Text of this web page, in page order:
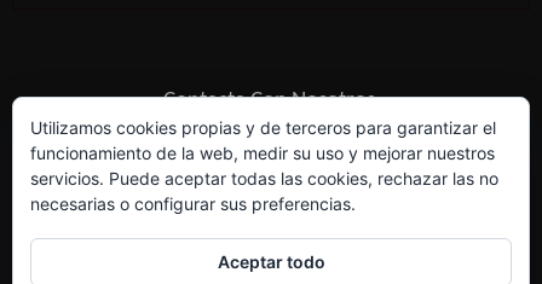
Kenny G. / Toni Braxton - How Could An Angel
Break My Heart
Donna Lewis - I Love You Always Forever
Billie Myers - Kiss The Rain
Contacta Con Nosotros
Utilizamos cookies propias y de terceros para garantizar el
funcionamiento de la web, medir su uso y mejorar nuestros
servicios. Puede aceptar todas las cookies, rechazar las no
necesarias o configurar sus preferencias.
Aceptar todo